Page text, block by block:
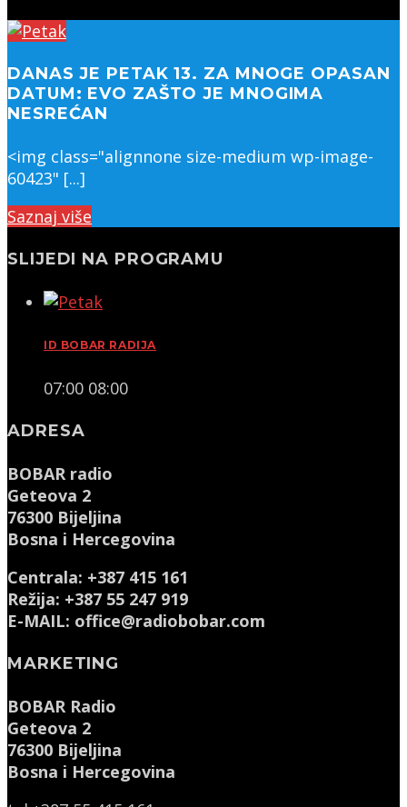
DANAS JE PETAK 13. ZA MNOGE OPASAN
DATUM: EVO ZAŠTO JE MNOGIMA
NESREĆAN
<img class="alignnone size-medium wp-image-
60423" [...]
Saznaj više
SLIJEDI NA PROGRAMU
ID BOBAR RADIJA
07:00 08:00
ADRESA
BOBAR radio
Geteova 2
76300 Bijeljina
Bosna i Hercegovina
Centrala: +387 415 161
Režija: +387 55 247 919
E-MAIL: office@radiobobar.com
MARKETING
BOBAR Radio
Geteova 2
76300 Bijeljina
Bosna i Hercegovina